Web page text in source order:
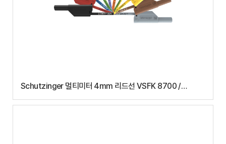
Schutzinger 멀티미터 4mm 리드선 VSFK 8700 /
2.5(150cm)